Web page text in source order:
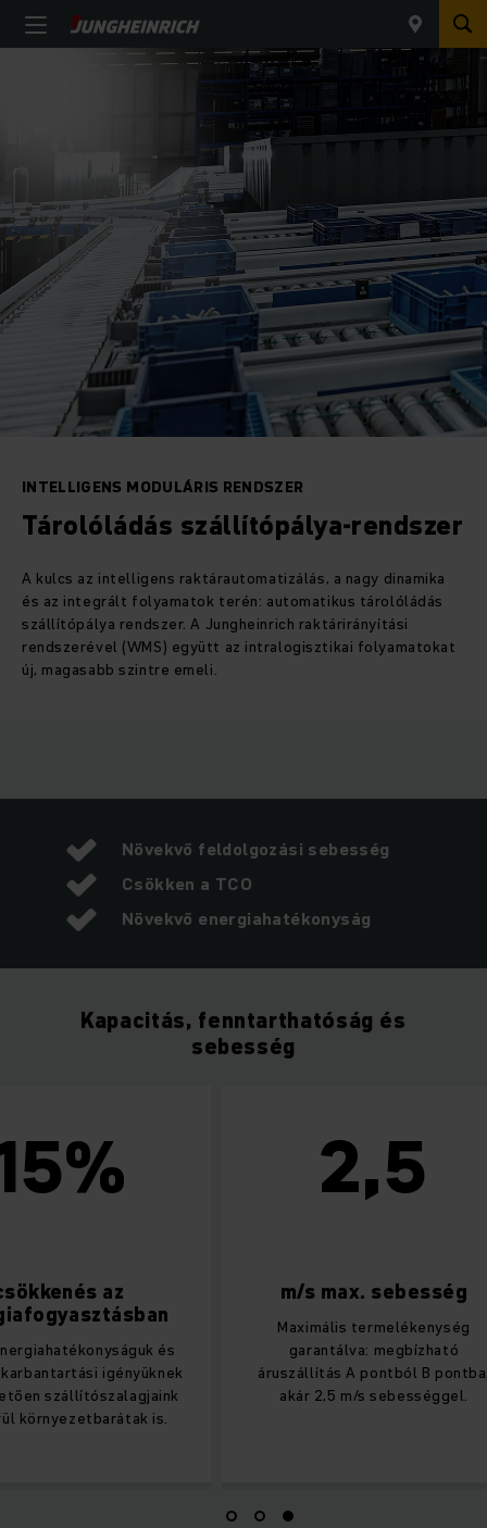
INTELLIGENS MODULÁRIS RENDSZER
Tárolóládás szállítópálya-rendszer
A kulcs az intelligens raktárautomatizálás, a nagy dinamika
és az integrált folyamatok terén: automatikus tárolóládás
szállítópálya rendszer. A Jungheinrich raktárirányítási
rendszerével (WMS) együtt az intralogisztikai folyamatokat
új, magasabb szintre emeli.
Növekvő feldolgozási sebesség
Csökken a TCO
Növekvő energiahatékonyság
Kapacitás, fenntarthatóság és
sebesség
az
és
igényüknek
is.
2,5
m/s max. sebesség
Maximális termelékenység
garantálva: megbízható
áruszállítás A pontból B pontba,
akár 2,5 m/s sebességgel.